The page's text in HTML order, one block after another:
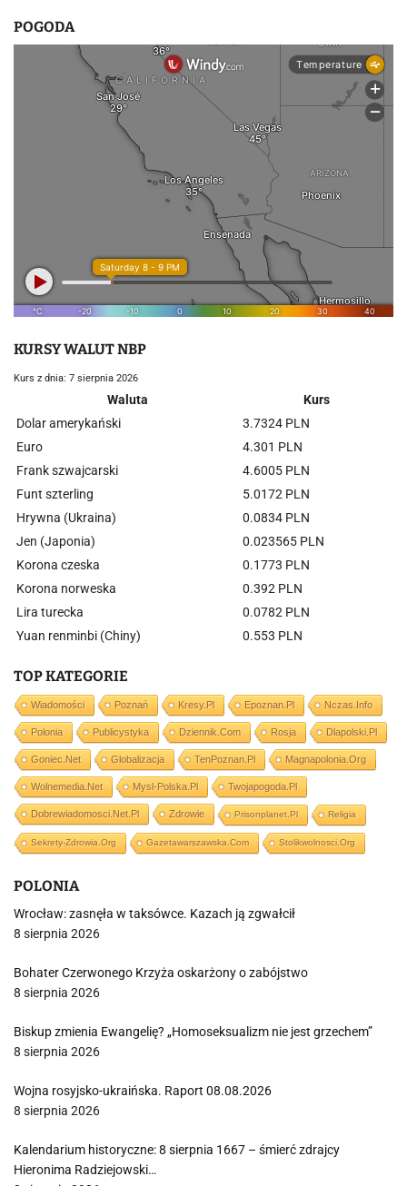
POGODA
KURSY WALUT NBP
Kurs z dnia: 7 sierpnia 2026
Waluta
Kurs
Dolar amerykański
3.7324 PLN
Euro
4.301 PLN
Frank szwajcarski
4.6005 PLN
Funt szterling
5.0172 PLN
Hrywna (Ukraina)
0.0834 PLN
Jen (Japonia)
0.023565 PLN
Korona czeska
0.1773 PLN
Korona norweska
0.392 PLN
Lira turecka
0.0782 PLN
Yuan renminbi (Chiny)
0.553 PLN
TOP KATEGORIE
Wiadomości Poznań Kresy.pl Epoznan.pl Nczas.info
Polonia Publicystyka Dziennik.com Rosja Dlapolski.pl
Goniec.net Globalizacja TenPoznan.pl Magnapolonia.org
Wolnemedia.net Mysl-Polska.pl Twojapogoda.pl
Dobrewiadomosci.net.pl Zdrowie Prisonplanet.pl Religia
Sekrety-Zdrowia.org Gazetawarszawska.com Stolikwolnosci.org
POLONIA
Wrocław: zasnęła w taksówce. Kazach ją zgwałcił
8 sierpnia 2026
Bohater Czerwonego Krzyża oskarżony o zabójstwo
8 sierpnia 2026
Biskup zmienia Ewangelię? „Homoseksualizm nie jest grzechem”
8 sierpnia 2026
Wojna rosyjsko-ukraińska. Raport 08.08.2026
8 sierpnia 2026
Kalendarium historyczne: 8 sierpnia 1667 – śmierć zdrajcy
Hieronima Radziejowski…